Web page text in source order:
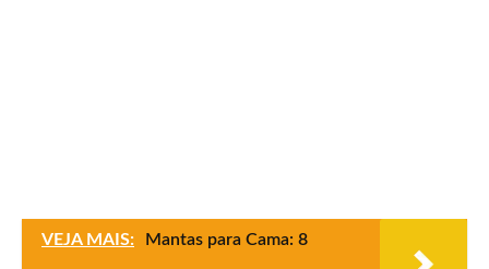
VEJA MAIS: Mantas para Cama: 8